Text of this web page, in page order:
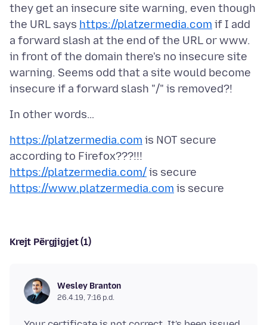
they get an insecure site warning, even though
the URL says https://platzermedia.com if I add
a forward slash at the end of the URL or www.
in front of the domain there's no insecure site
warning. Seems odd that a site would become
https://platzermedia.com is NOT secure
https://platzermedia.com/
https://www.platzermedia.com
Krejt Përgjigjet (1)
Wesley Branton
26.4.19, 7:16 p.d.